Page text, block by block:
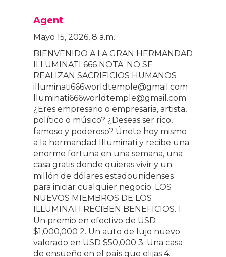
Agent
Mayo 15, 2026, 8 a.m.
BIENVENIDO A LA GRAN HERMANDAD
ILLUMINATI 666 NOTA: NO SE
REALIZAN SACRIFICIOS HUMANOS
illuminati666worldtemple@gmail.com
lluminati666worldtemple@gmail.com
¿Eres empresario o empresaria, artista,
político o músico? ¿Deseas ser rico,
famoso y poderoso? Únete hoy mismo
a la hermandad Illuminati y recibe una
enorme fortuna en una semana, una
casa gratis donde quieras vivir y un
millón de dólares estadounidenses
para iniciar cualquier negocio. LOS
NUEVOS MIEMBROS DE LOS
ILLUMINATI RECIBEN BENEFICIOS. 1.
Un premio en efectivo de USD
$1,000,000 2. Un auto de lujo nuevo
valorado en USD $50,000 3. Una casa
de ensueño en el país que elijas 4.